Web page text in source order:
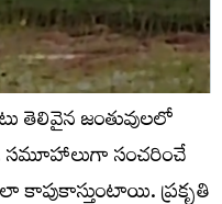
తెలివైన జంతువులలో
సమూహాలుగా సంచరించే
కాపుకాస్తుంటాయి. ప్రకృతి